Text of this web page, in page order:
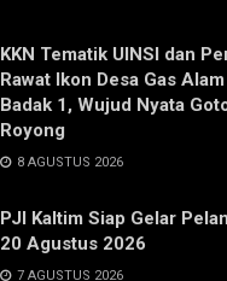
KKN Tematik UINSI dan
Rawat Ikon Desa Gas Alam
Badak 1, Wujud Nyata
Royong
8 AGUSTUS 2026
PJI Kaltim Siap Gelar
20 Agustus 2026
7 AGUSTUS 2026